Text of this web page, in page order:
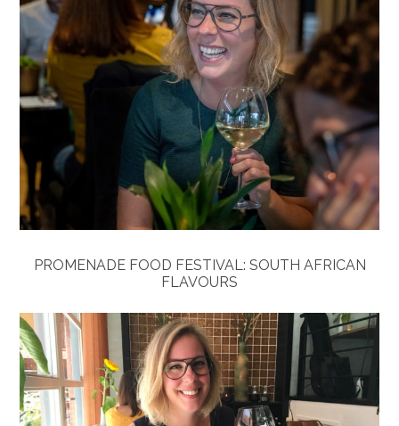
PROMENADE FOOD FESTIVAL: SOUTH AFRICAN
FLAVOURS